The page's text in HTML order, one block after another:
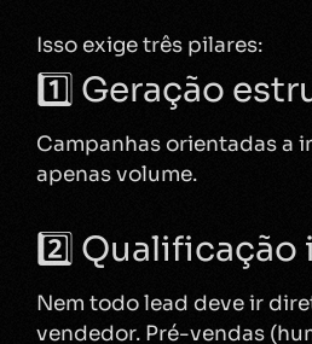
Isso exige três pilares:
1️⃣ Geração
Campanhas orientadas a
apenas volume.
2️⃣
Nem todo lead deve ir
vendedor. Pré-vendas